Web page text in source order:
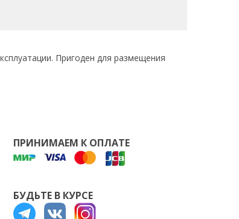
Пригоден для размещения
ПРИНИМАЕМ К ОПЛАТЕ
БУДЬТЕ В КУРСЕ